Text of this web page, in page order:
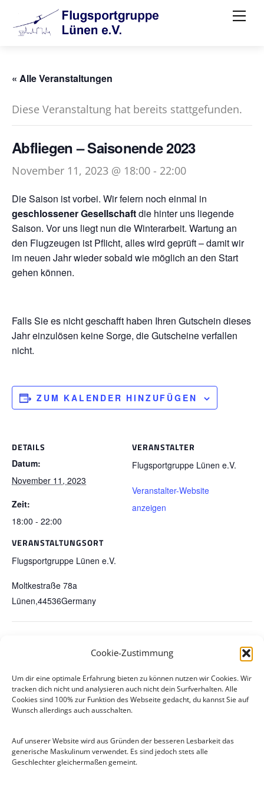
Cookie-Zustimmung
Um dir eine optimale Erfahrung bieten zu können nutzen wir Cookies. Wir
tracken dich nicht und analysieren auch nicht dein Surfverhalten. Alle
Cookies sind 100% zur Funktion des Webseite gedacht, du kannst Sie auf
Wunsch allerdings auch ausschalten.
Auf unserer Website wird aus Gründen der besseren Lesbarkeit das
generische Maskulinum verwendet. Es sind jedoch stets alle
Geschlechter gleichermaßen gemeint.
« Alle Veranstaltungen
Diese Veranstaltung hat bereits stattgefunden.
Abfliegen – Saisonende 2023
November 11, 2023 @ 18:00 - 22:00
Die Saison ist vorbei. Wir feiern noch einmal in
geschlossener Gesellschaftdie hinter uns liegende
Saison. Vor uns liegt nun die Winterarbeit. Wartung an
den Flugzeugen ist Pflicht, alles wird geprüft – damit wir
im neuen Jahr wieder sobald wie möglich an den Start
gehen können.
Falls Sie es nicht geschafft haben Ihren Gutschein dieses
Jahr einzulösen keine Sorge, die Gutscheine verfallen
nicht.
ZUM KALENDER HINZUFÜGEN
DETAILS
Datum:
November 11, 2023
Zeit:
18:00 - 22:00
VERANSTALTUNGSORT
Flugsportgruppe Lünen e.V.
Moltkestraße 78a
Lünen,44536Germany
VERANSTALTER
Flugsportgruppe Lünen e.V.
Veranstalter-Website
anzeigen